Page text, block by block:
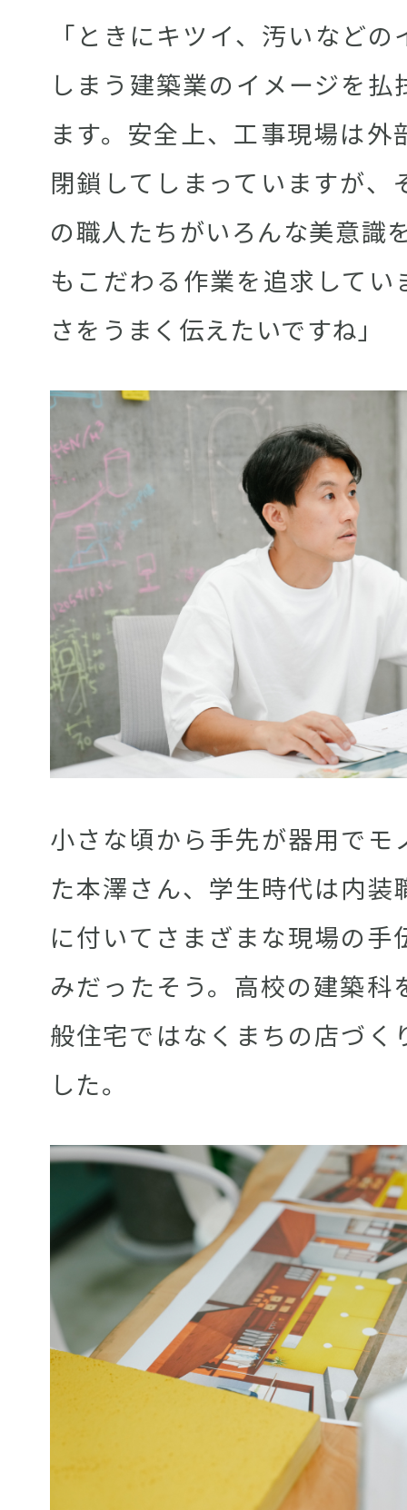
「ときにキツイ、汚いなど
しまう建築業のイメージを
ます。安全上、工事現場は
閉鎖してしまっていますが、
の職人たちがいろんな美意識
もこだわる作業を追求してい
さをうまく伝えたいですね」
小さな頃から手先が器用でモ
た本澤さん、学生時代は内装
に付いてさまざまな現場の手
みだったそう。高校の建築科
般住宅ではなくまちの店づく
した。